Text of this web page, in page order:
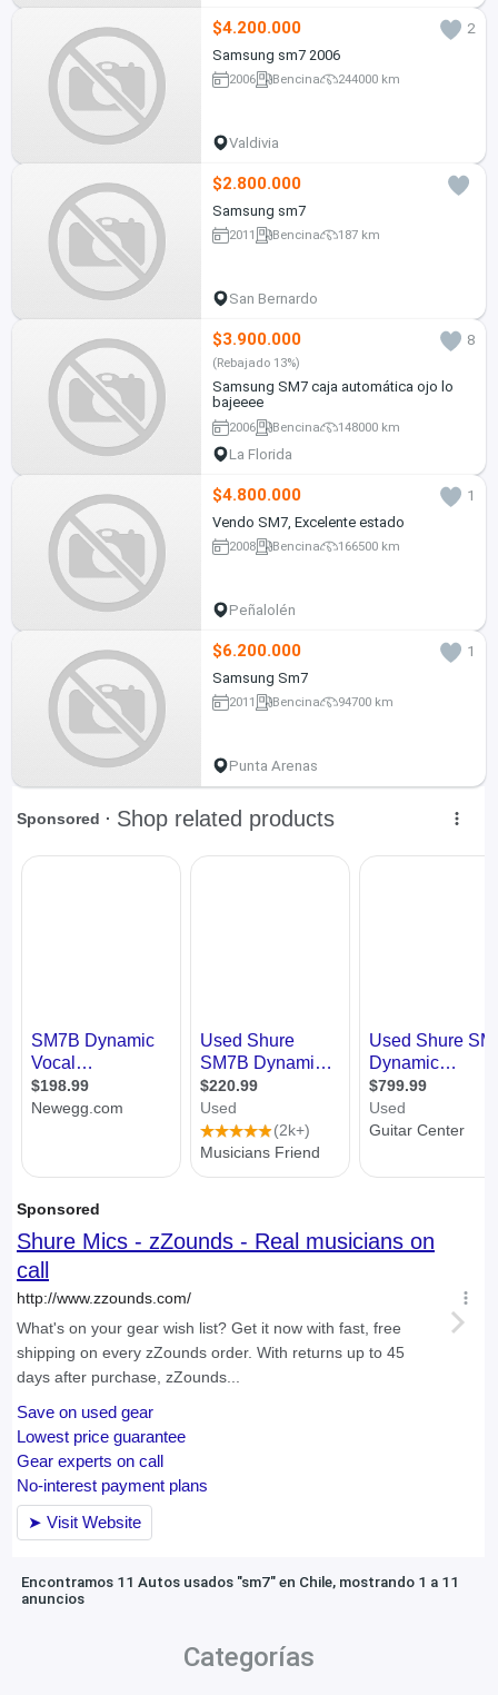
$4.200.000
2
Samsung sm7 2006
2006 Bencina 244000 km
Valdivia
$2.800.000
Samsung sm7
2011 Bencina 187 km
San Bernardo
$3.900.000 8
(Rebajado 13%)
Samsung SM7 caja automática ojo lo
bajeeee
2006 Bencina 148000 km
La Florida
$4.800.000
1
Vendo SM7, Excelente estado
2008 Bencina 166500 km
Peñalolén
$6.200.000
1
Samsung Sm7
2011 Bencina 94700 km
Punta Arenas
Encontramos 11 Autos usados "sm7" en Chile, mostrando 1 a 11
anuncios
Categorías